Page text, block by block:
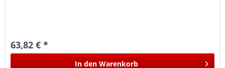
63,82 € *
In den Warenkorb